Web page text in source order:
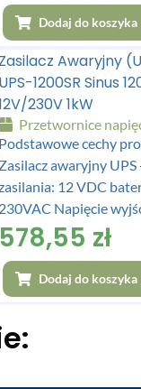
Dodaj do koszyka
Zasilacz Awaryjny
UPS-1200SR Sinus
230V 1kW
Przetwornice
Podstawowe cechy
Zasilacz awaryjny UPS
12 VDC
230VAC Napięcie
578,55 zł
Dodaj do koszyka